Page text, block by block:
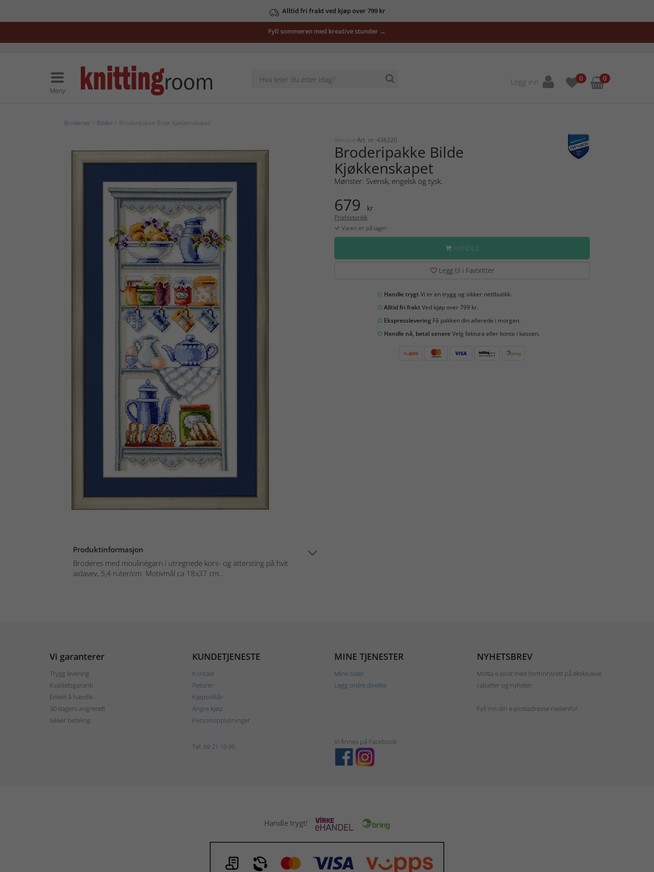
Alltid fri frakt ved kjøp over 799 kr
Fyll sommeren med kreative stunder →
Meny
Logg inn 0 0
Broderier Bilder > Broderipakke Bilde Kjøkkenskapet
Produktinformasjon
Broderes med moulinégarn i utregnede kors- og attersting på hvit
aidavev, 5,4 ruter/cm. Motivmål ca 18x37 cm....
Vervaco Art. nr: 436220
Broderipakke Bilde
Kjøkkenskapet
Mønster: Svensk, engelsk og tysk.
679 kr
Prishistorikk
Varen er på lager
HANDLE
Legg til i Favoritter
Handle trygtVi er en trygg og sikker nettbutikk.
Alltid fri fraktVed kjøp over 799 kr.
EkspressleveringFå pakken din allerede i morgen.
Handle nå, betal senereVelg faktura eller konto i kassen.
Vi garanterer
Trygg levering
Kvalitetsgaranti
Enkelt å handle
30 dagers angrerett
Sikker betaling
KUNDETJENESTE
Kontakt
Returer
Kjøpsvilkår
Angre kjøp
Personopplysninger
MINE TJENESTER
Mine sider
Legg ordre direkte
NYHETSBREV
Motta e-post med fortrinnsrett på eksklusive
rabatter og nyheter.
Fyll inn din e-postadresse nedenfor.
Tel: 69 21 10 95
Vi finnes på Facebook
Handle trygt!